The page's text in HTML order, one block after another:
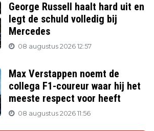
George Russell haalt hard uit en
legt de schuld volledig bij
Mercedes
08 augustus 2026 12:57
Max Verstappen noemt de
collega F1-coureur waar hij het
meeste respect voor heeft
08 augustus 2026 11:56